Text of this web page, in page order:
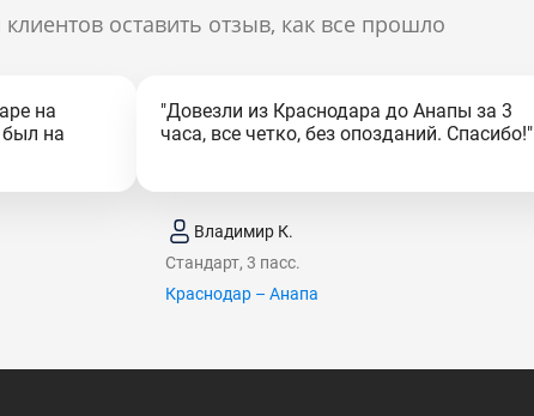
оставить отзыв, как все прошло
на
на
"Довезли из Краснодара до Анапы за 3
часа, все четко, без опозданий. Спасибо!"
Владимир К.
Стандарт, 3 пасс.
Краснодар – Анапа